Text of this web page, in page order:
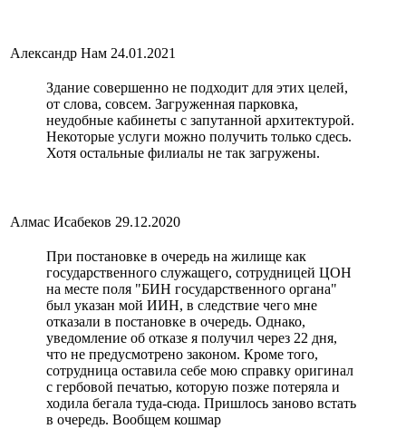
Александр Нам 24.01.2021
Здание совершенно не подходит для этих целей,
от слова, совсем. Загруженная парковка,
неудобные кабинеты с запутанной архитектурой.
Некоторые услуги можно получить только сдесь.
Хотя остальные филиалы не так загружены.
Алмас Исабеков 29.12.2020
При постановке в очередь на жилище как
государственного служащего, сотрудницей ЦОН
на месте поля "БИН государственного органа"
был указан мой ИИН, в следствие чего мне
отказали в постановке в очередь. Однако,
уведомление об отказе я получил через 22 дня,
что не предусмотрено законом. Кроме того,
сотрудница оставила себе мою справку оригинал
с гербовой печатью, которую позже потеряла и
ходила бегала туда-сюда. Пришлось заново встать
в очередь. Вообщем кошмар